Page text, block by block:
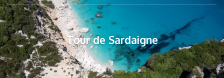
Tour de Sardaigne